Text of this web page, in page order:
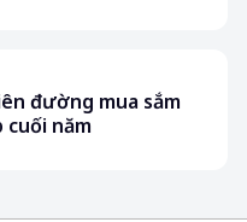
đường mua sắm
năm